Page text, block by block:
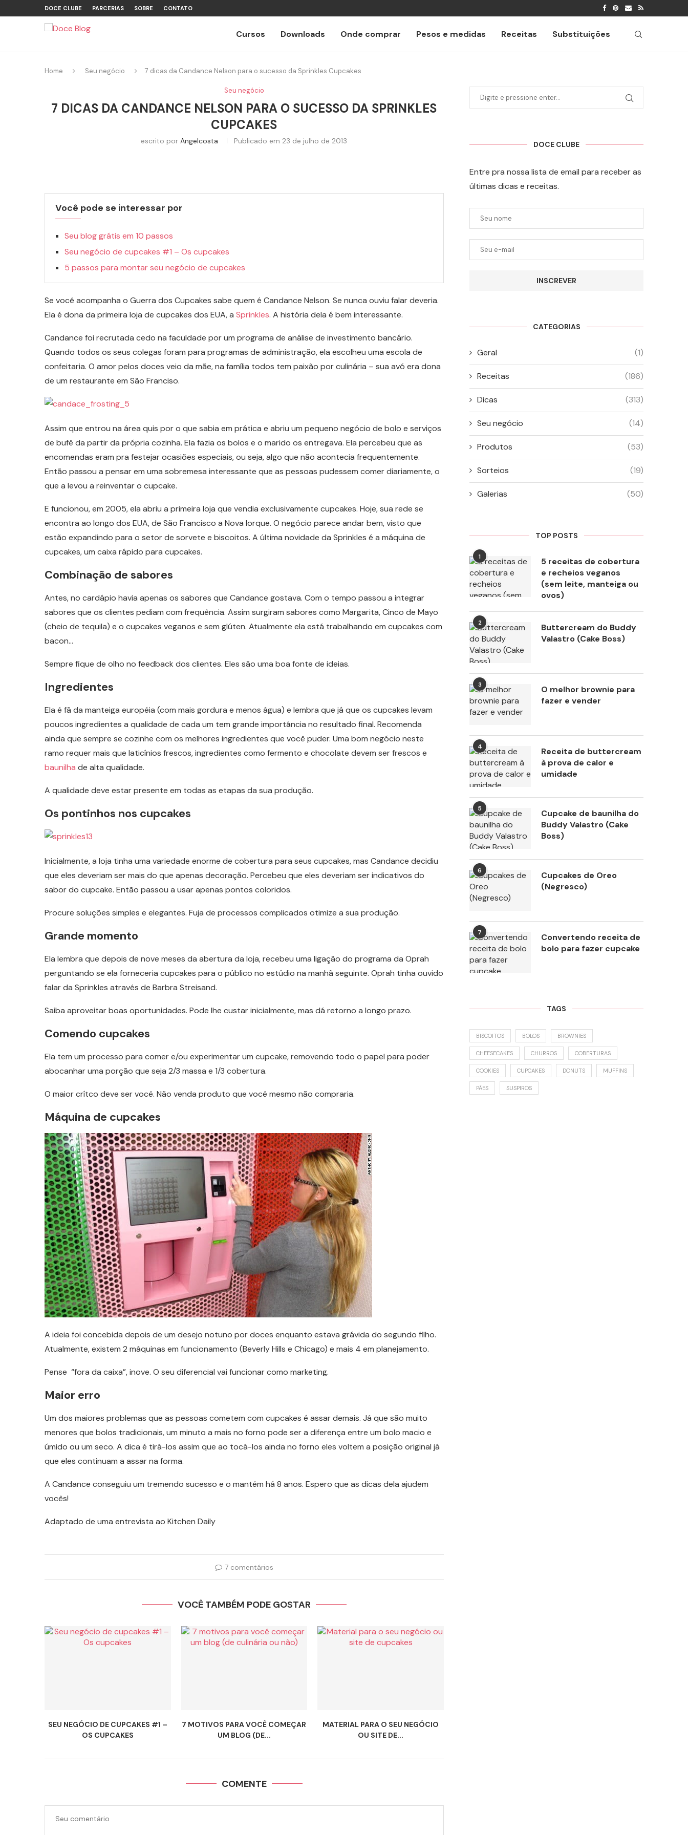
DOCE CLUBE PARCERIAS SOBRE CONTATO
Cursos Downloads Onde comprar Pesos e medidas Receitas Substituições
Home Seu negócio 7 dicas da Candance Nelson para o sucesso da Sprinkles Cupcakes
Seu negócio
7 DICAS DA CANDANCE NELSON PARA O SUCESSO DA SPRINKLES
CUPCAKES
escrito porAngelcosta Publicado em 23 de julho de 2013
Você pode se interessar por
Seu blog grátis em 10 passos
Seu negócio de cupcakes #1 – Os cupcakes
5 passos para montar seu negócio de cupcakes
Se você acompanha o Guerra dos Cupcakes sabe quem é Candance Nelson. Se nunca ouviu falar deveria.
Ela é dona da primeira loja de cupcakes dos EUA, a Sprinkles. A história dela é bem interessante.
Candance foi recrutada cedo na faculdade por um programa de análise de investimento bancário.
Quando todos os seus colegas foram para programas de administração, ela escolheu uma escola de
confeitaria. O amor pelos doces veio da mãe, na família todos tem paixão por culinária – sua avó era dona
de um restaurante em São Franciso.
Assim que entrou na área quis por o que sabia em prática e abriu um pequeno negócio de bolo e serviços
de bufê da partir da própria cozinha. Ela fazia os bolos e o marido os entregava. Ela percebeu que as
encomendas eram pra festejar ocasiões especiais, ou seja, algo que não acontecia frequentemente.
Então passou a pensar em uma sobremesa interessante que as pessoas pudessem comer diariamente, o
que a levou a reinventar o cupcake.
E funcionou, em 2005, ela abriu a primeira loja que vendia exclusivamente cupcakes. Hoje, sua rede se
encontra ao longo dos EUA, de São Francisco a Nova Iorque. O negócio parece andar bem, visto que
estão expandindo para o setor de sorvete e biscoitos. A última novidade da Sprinkles é a máquina de
cupcakes, um caixa rápido para cupcakes.
Combinação de sabores
Antes, no cardápio havia apenas os sabores que Candance gostava. Com o tempo passou a integrar
sabores que os clientes pediam com frequência. Assim surgiram sabores como Margarita, Cinco de Mayo
(cheio de tequila) e o cupcakes veganos e sem glúten. Atualmente ela está trabalhando em cupcakes com
bacon…
Sempre fique de olho no feedback dos clientes. Eles são uma boa fonte de ideias.
Ingredientes
Ela é fã da manteiga européia (com mais gordura e menos água) e lembra que já que os cupcakes levam
poucos ingredientes a qualidade de cada um tem grande importância no resultado final. Recomenda
ainda que sempre se cozinhe com os melhores ingredientes que você puder. Uma bom negócio neste
ramo requer mais que laticínios frescos, ingredientes como fermento e chocolate devem ser frescos e
baunilha de alta qualidade.
A qualidade deve estar presente em todas as etapas da sua produção.
Os pontinhos nos cupcakes
Inicialmente, a loja tinha uma variedade enorme de cobertura para seus cupcakes, mas Candance decidiu
que eles deveriam ser mais do que apenas decoração. Percebeu que eles deveriam ser indicativos do
sabor do cupcake. Então passou a usar apenas pontos coloridos.
Procure soluções simples e elegantes. Fuja de processos complicados otimize a sua produção.
Grande momento
Ela lembra que depois de nove meses da abertura da loja, recebeu uma ligação do programa da Oprah
perguntando se ela forneceria cupcakes para o público no estúdio na manhã seguinte. Oprah tinha ouvido
falar da Sprinkles através de Barbra Streisand.
Saiba aproveitar boas oportunidades. Pode lhe custar inicialmente, mas dá retorno a longo prazo.
Comendo cupcakes
Ela tem um processo para comer e/ou experimentar um cupcake, removendo todo o papel para poder
abocanhar uma porção que seja 2/3 massa e 1/3 cobertura.
O maior crítco deve ser você. Não venda produto que você mesmo não compraria.
Máquina de cupcakes
A ideia foi concebida depois de um desejo notuno por doces enquanto estava grávida do segundo filho.
Atualmente, existem 2 máquinas em funcionamento (Beverly Hills e Chicago) e mais 4 em planejamento.
Pense “fora da caixa”, inove. O seu diferencial vai funcionar como marketing.
Maior erro
Um dos maiores problemas que as pessoas cometem com cupcakes é assar demais. Já que são muito
menores que bolos tradicionais, um minuto a mais no forno pode ser a diferença entre um bolo macio e
úmido ou um seco. A dica é tirá-los assim que ao tocá-los ainda no forno eles voltem a posição original já
que eles continuam a assar na forma.
A Candance conseguiu um tremendo sucesso e o mantém há 8 anos. Espero que as dicas dela ajudem
vocês!
Adaptado de uma entrevista ao Kitchen Daily
7 comentários
VOCÊ TAMBÉM PODE GOSTAR
SEU NEGÓCIO DE CUPCAKES #1 –
OS CUPCAKES
7 MOTIVOS PARA VOCÊ COMEÇAR
UM BLOG (DE...
MATERIAL PARA O SEU NEGÓCIO
OU SITE DE...
COMENTE
DOCE CLUBE
Entre pra nossa lista de email para receber as
últimas dicas e receitas.
INSCREVER
CATEGORIAS
Geral (1)
Receitas (186)
Dicas (313)
Seu negócio (14)
Produtos (53)
Sorteios (19)
Galerias (50)
TOP POSTS
1
5 receitas de cobertura
e recheios veganos
(sem leite, manteiga ou
ovos)
2
Buttercream do Buddy
Valastro (Cake Boss)
3
O melhor brownie para
fazer e vender
4
Receita de buttercream
à prova de calor e
umidade
5
Cupcake de baunilha do
Buddy Valastro (Cake
Boss)
6
Cupcakes de Oreo
(Negresco)
7
Convertendo receita de
bolo para fazer cupcake
TAGS
BISCOITOS BOLOS BROWNIES
CHEESECAKES CHURROS COBERTURAS
COOKIES CUPCAKES DONUTS MUFFINS
PÃES SUSPIROS